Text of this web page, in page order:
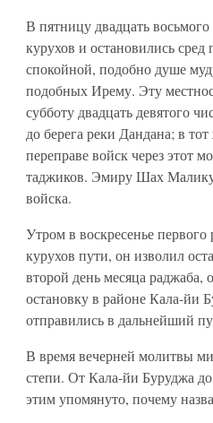
В пятницу двадцать
курухов и остановились сред
спокойной, подобно душе
подобных Ирему. Эту
субботу двадцать девятого
до берега реки Дандана; в
переправе войск через этот
таджиков. Эмиру Шах Малику
войска.
Утром в воскресенье
курухов пути, он изволил
второй день месяца раджаба,
остановку в районе Кала-йи
отправились в дальнейший
В время вечерней молитвы
степи. От Кала-йи Буруджа
этим упомянуто, почему